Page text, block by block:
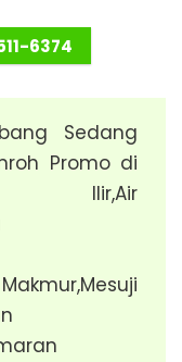
6374
Sedang
Promo di
Ilir,Air